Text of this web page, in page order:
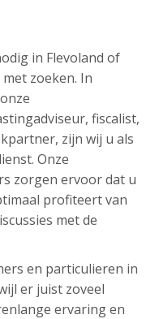
in Flevoland of
zoeken. In
fiscalist,
zijn wij u als
Onze
zorgen ervoor dat u
profiteert van
met de
en particulieren in
er juist zoveel
ervaring en